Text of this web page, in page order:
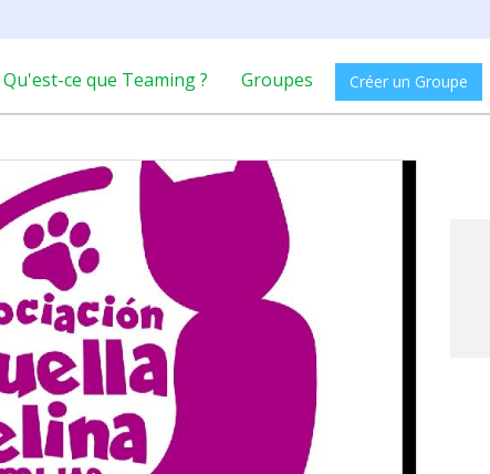
Qu'est-ce que Teaming ? Groupes Créer un Groupe